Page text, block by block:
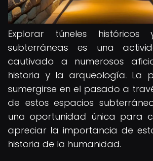
Explorar túneles históricos
subterráneas es una
cautivado a numerosos
historia y la arqueología. La
sumergirse en el pasado a
de estos espacios
una oportunidad única para
apreciar la importancia de
historia de la humanidad.